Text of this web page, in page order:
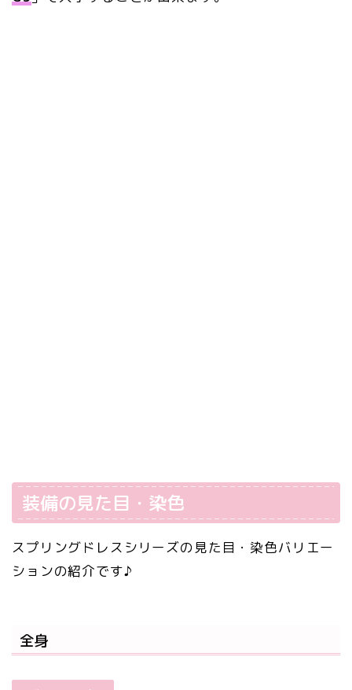
装備の見た目・染色
スプリングドレスシリーズの見た目・染色バリエー
ションの紹介です♪
全身